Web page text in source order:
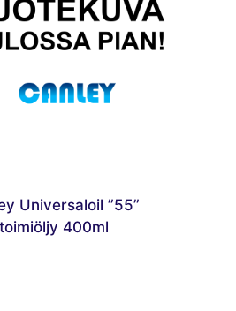
Universaloil ”55”
400ml